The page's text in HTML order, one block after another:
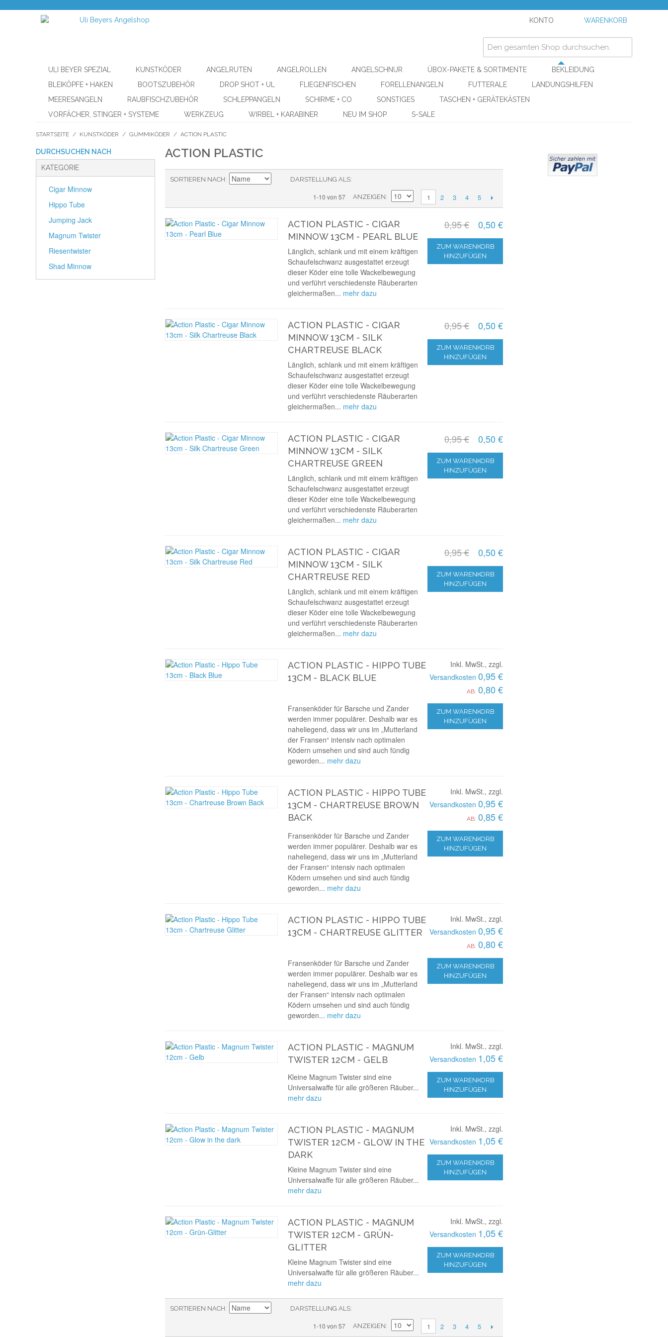
KONTO WARENKORB
ULI BEYER SPEZIAL KUNSTKÖDER ANGELRUTEN ANGELROLLEN ANGELSCHNUR ÜBOX-PAKETE & SORTIMENTE
BEKLEIDUNG
BLEIKÖPFE + HAKEN
BOOTSZUBEHÖR DROP SHOT + UL FLIEGENFISCHEN FORELLENANGELN FUTTERALE
LANDUNGSHILFEN
MEERESANGELN
RAUBFISCHZUBEHÖR SCHLEPPANGELN SCHIRME + CO SONSTIGES
TASCHEN + GERÄTEKÄSTEN
VORFÄCHER, STINGER + SYSTEME
WERKZEUG WIRBEL + KARABINER NEU IM SHOP S-SALE
STARTSEITE / KUNSTKÖDER / GUMMIKÖDER / ACTION PLASTIC
DURCHSUCHEN NACH
KATEGORIE
Cigar Minnow
Hippo Tube
Jumping Jack
Magnum Twister
Riesentwister
Shad Minnow
ACTION PLASTIC
DARSTELLUNG ALS
SORTIEREN NACH
1-10 von 57 ANZEIGEN 1 2 3 4 5
ACTION PLASTIC - CIGAR
MINNOW 13CM - PEARL BLUE
0,95 € 0,50 €
ZUM WARENKORB
HINZUFÜGEN
Länglich, schlank und mit einem kräftigen
Schaufelschwanz ausgestattet erzeugt
dieser Köder eine tolle Wackelbewegung
und verführt verschiedenste Räuberarten
gleichermaßen... mehr dazu
ACTION PLASTIC - CIGAR
MINNOW 13CM - SILK
CHARTREUSE BLACK
0,95 € 0,50 €
ZUM WARENKORB
HINZUFÜGEN
Länglich, schlank und mit einem kräftigen
Schaufelschwanz ausgestattet erzeugt
dieser Köder eine tolle Wackelbewegung
und verführt verschiedenste Räuberarten
gleichermaßen... mehr dazu
ACTION PLASTIC - CIGAR
MINNOW 13CM - SILK
CHARTREUSE GREEN
0,95 € 0,50 €
ZUM WARENKORB
HINZUFÜGEN
Länglich, schlank und mit einem kräftigen
Schaufelschwanz ausgestattet erzeugt
dieser Köder eine tolle Wackelbewegung
und verführt verschiedenste Räuberarten
gleichermaßen... mehr dazu
ACTION PLASTIC - CIGAR
MINNOW 13CM - SILK
CHARTREUSE RED
0,95 € 0,50 €
ZUM WARENKORB
HINZUFÜGEN
Länglich, schlank und mit einem kräftigen
Schaufelschwanz ausgestattet erzeugt
dieser Köder eine tolle Wackelbewegung
und verführt verschiedenste Räuberarten
gleichermaßen... mehr dazu
ACTION PLASTIC - HIPPO TUBE
13CM - BLACK BLUE
Inkl. MwSt., zzgl.
Versandkosten 0,95 €
AB: 0,80 €
ZUM WARENKORB
HINZUFÜGEN
Fransenköder für Barsche und Zander
werden immer populärer. Deshalb war es
naheliegend, dass wir uns im „Mutterland
der Fransen“ intensiv nach optimalen
Ködern umsehen und sind auch fündig
geworden... mehr dazu
ACTION PLASTIC - HIPPO TUBE
13CM - CHARTREUSE BROWN
BACK
Inkl. MwSt., zzgl.
Versandkosten 0,95 €
AB: 0,85 €
ZUM WARENKORB
HINZUFÜGEN
Fransenköder für Barsche und Zander
werden immer populärer. Deshalb war es
naheliegend, dass wir uns im „Mutterland
der Fransen“ intensiv nach optimalen
Ködern umsehen und sind auch fündig
geworden... mehr dazu
ACTION PLASTIC - HIPPO TUBE
13CM - CHARTREUSE GLITTER
Inkl. MwSt., zzgl.
Versandkosten 0,95 €
AB: 0,80 €
ZUM WARENKORB
HINZUFÜGEN
Fransenköder für Barsche und Zander
werden immer populärer. Deshalb war es
naheliegend, dass wir uns im „Mutterland
der Fransen“ intensiv nach optimalen
Ködern umsehen und sind auch fündig
geworden... mehr dazu
ACTION PLASTIC - MAGNUM
TWISTER 12CM - GELB
Inkl. MwSt., zzgl.
Versandkosten 1,05 €
ZUM WARENKORB
HINZUFÜGEN
Kleine Magnum Twister sind eine
Universalwaffe für alle größeren Räuber...
mehr dazu
ACTION PLASTIC - MAGNUM
TWISTER 12CM - GLOW IN THE
DARK
Inkl. MwSt., zzgl.
Versandkosten 1,05 €
ZUM WARENKORB
HINZUFÜGEN
Kleine Magnum Twister sind eine
Universalwaffe für alle größeren Räuber...
mehr dazu
ACTION PLASTIC - MAGNUM
TWISTER 12CM - GRÜN-
GLITTER
Inkl. MwSt., zzgl.
Versandkosten 1,05 €
ZUM WARENKORB
HINZUFÜGEN
Kleine Magnum Twister sind eine
Universalwaffe für alle größeren Räuber...
mehr dazu
DARSTELLUNG ALS
SORTIEREN NACH
1-10 von 57 ANZEIGEN 1 2 3 4 5